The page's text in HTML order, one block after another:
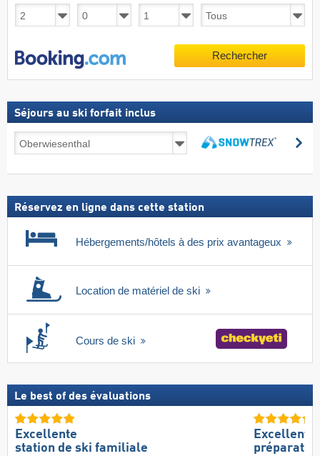
Rechercher
Séjours au ski forfait inclus
Séjours
au
forfait
Réservez en ligne dans cette station
Hébergements/hôtels à des prix avantageux
Location de matériel de ski
Cours de ski
Le best of des évaluations
Excellente
station de ski familiale
Excellente